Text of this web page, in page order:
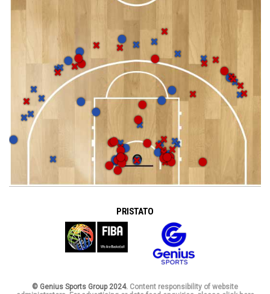
PRISTATO
© Genius Sports Group 2024. Content responsibility of website